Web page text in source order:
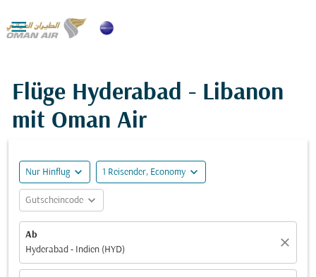

Flüge Hyderabad - Libanon
mit Oman Air
Nur Hinflug expand_more 1 Reisender, Economy expand_more
Gutscheincode expand_more
Ab
Hyderabad - Indien (HYD)
close